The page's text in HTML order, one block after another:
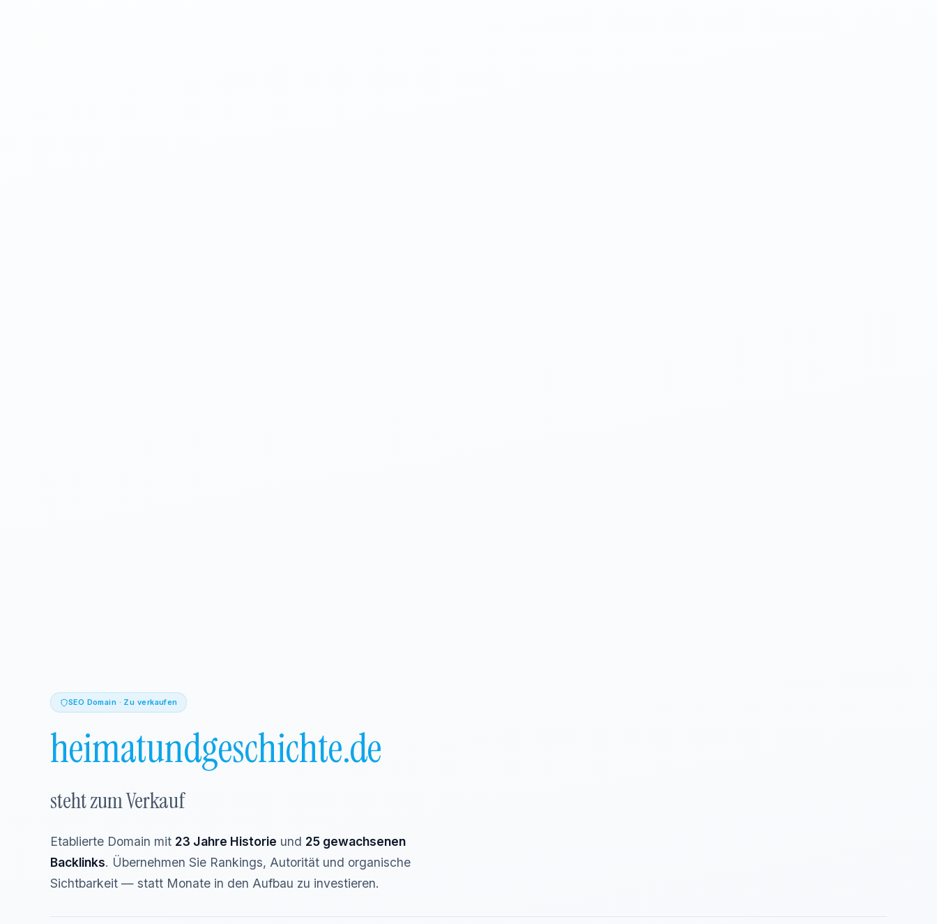
SEO Domain · Zu verkaufen
heimatundgeschichte.de
steht zum Verkauf
Etablierte Domain mit 23 Jahre Historie und 25 gewachsenen
Backlinks. Übernehmen Sie Rankings, Autorität und organische
Sichtbarkeit — statt Monate in den Aufbau zu investieren.